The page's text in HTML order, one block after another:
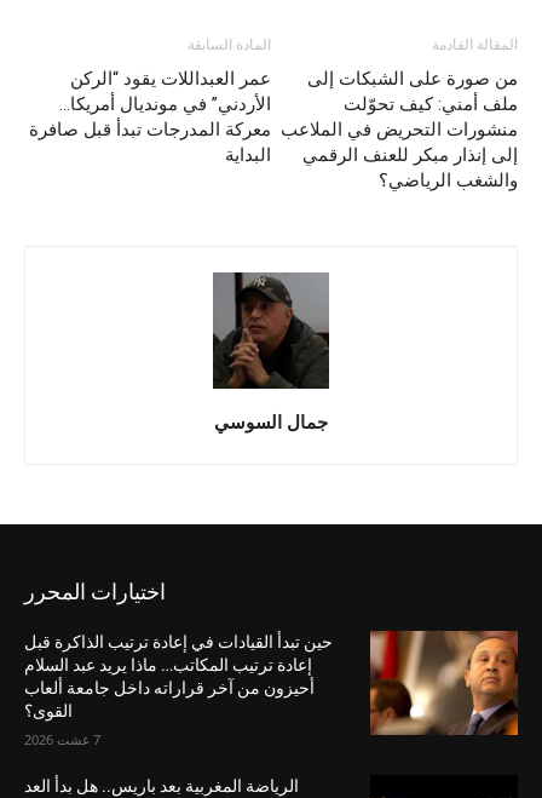
المادة السابقة
عمر العبداللات يقود “الركن
الأردني” في مونديال أمريكا…
معركة المدرجات تبدأ قبل صافرة
البداية
المقالة القادمة
من صورة على الشبكات إلى
ملف أمني: كيف تحوّلت
منشورات التحريض في الملاعب
إلى إنذار مبكر للعنف الرقمي
والشغب الرياضي؟
جمال السوسي
اختيارات المحرر
حين تبدأ القيادات في إعادة ترتيب الذاكرة قبل
إعادة ترتيب المكاتب… ماذا يريد عبد السلام
أحيزون من آخر قراراته داخل جامعة ألعاب
القوى؟
7 غشت 2026
الرياضة المغربية بعد باريس.. هل بدأ العد